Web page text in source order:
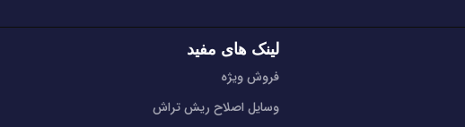
لینک های مفید
فروش ویژه
وسایل اصلاح ریش تراش